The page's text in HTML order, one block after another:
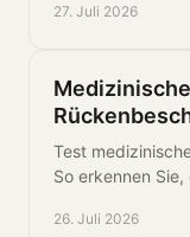
27. Juli 2026
Test
So erkennen
gelingt.
26. Juli 2026